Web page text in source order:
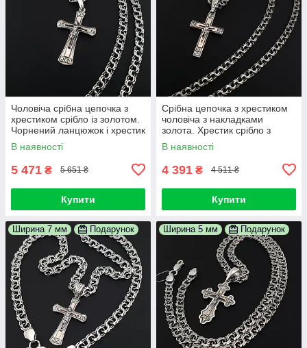
Чоловіча срібна цепочка з
хрестиком срібло із золотом.
Чорнений ланцюжок і хрестик
із золотою накладкою
В наявності
5 471 ₴ 5 651 ₴
Купити
Срібна цепочка з хрестиком
чоловіча з накладками
золота. Хрестик срібло з
золотом і ланцюг бісмарк.
Довжина 55 см
В наявності
4 391 ₴ 4 511 ₴
Купити
Ширина 7 мм Подарунок Ширина 5 мм Подарунок